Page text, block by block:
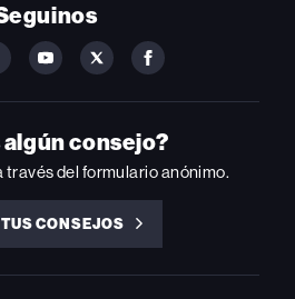
YOUTUBE
FOLLOW
ON
YOUTUBE
FOLLOW
ON
FOLLOW
ON
FACEBOOK
algún consejo?
través del formulario anónimo.
CONSEJOS